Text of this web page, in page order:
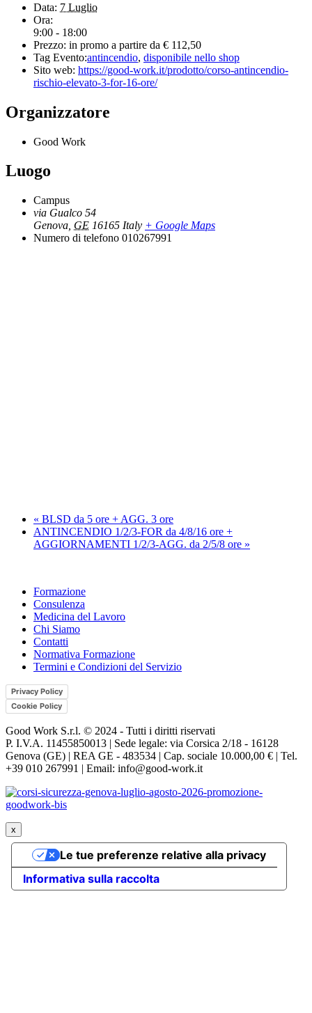
Data: 7 Luglio
Ora:
9:00 - 18:00
Prezzo: in promo a partire da € 112,50
Tag Evento:antincendio, disponibile nello shop
Sito web: https://good-work.it/prodotto/corso-antincendio-
rischio-elevato-3-for-16-ore/
Organizzatore
Good Work
Luogo
Campus
via Gualco 54
Genova GE 16165 Italy + Google Maps
Numero di telefono 010267991
« BLSD da 5 ore + AGG. 3 ore
ANTINCENDIO 1/2/3-FOR da 4/8/16 ore +
AGGIORNAMENTI 1/2/3-AGG. da 2/5/8 ore »
Formazione
Consulenza
Medicina del Lavoro
Chi Siamo
Contatti
Normativa Formazione
Termini e Condizioni del Servizio
Privacy Policy
Cookie Policy
Good Work S.r.l. © 2024 - Tutti i diritti riservati
P. I.V.A. 11455850013 | Sede legale: via Corsica 2/18 - 16128
Genova (GE) | REA GE - 483534 | Cap. sociale 10.000,00 € | Tel.
+39 010 267991 | Email: info@good-work.it
x
Informativa sulla raccolta
Le tue preferenze relative alla privacy